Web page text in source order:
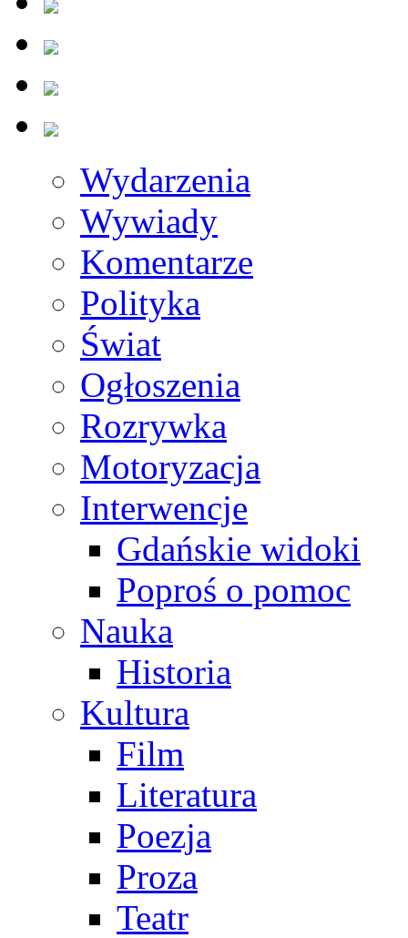
Wydarzenia
Wywiady
Komentarze
Polityka
Świat
Ogłoszenia
Rozrywka
Motoryzacja
Interwencje
Gdańskie widoki
Poproś o pomoc
Nauka
Historia
Kultura
Film
Literatura
Poezja
Proza
Teatr